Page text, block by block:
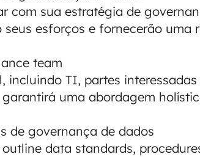
com sua estratégia de
esforços e fornecerão uma
team
incluindo TI, partes
uma abordagem
de governança de dados
data standards,